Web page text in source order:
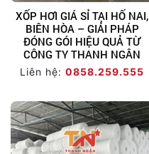
XỐP HƠI GIÁ SỈ TẠI HỐ NAI,
BIÊN HÒA – GIẢI PHÁP
ĐÓNG GÓI HIỆU QUẢ TỪ
CÔNG TY THANH NGÂN
Liên hệ:0858.259.555